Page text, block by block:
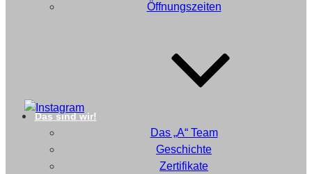
Öffnungszeiten
Das sind wir!
Das „A“ Team
Geschichte
Zertifikate